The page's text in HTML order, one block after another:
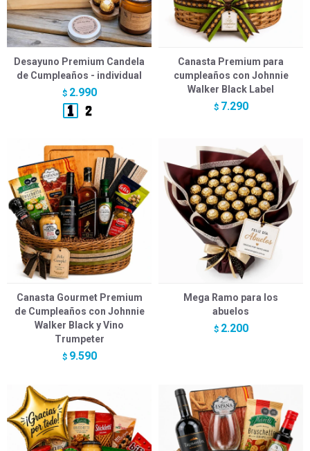
Desayuno Premium Candela
de Cumpleaños - individual
$ 2.990
Canasta Premium para
cumpleaños con Johnnie
Walker Black Label
$ 7.290
Canasta Gourmet Premium
de Cumpleaños con Johnnie
Walker Black y Vino
Trumpeter
$ 9.590
Mega Ramo para los
abuelos
$ 2.200